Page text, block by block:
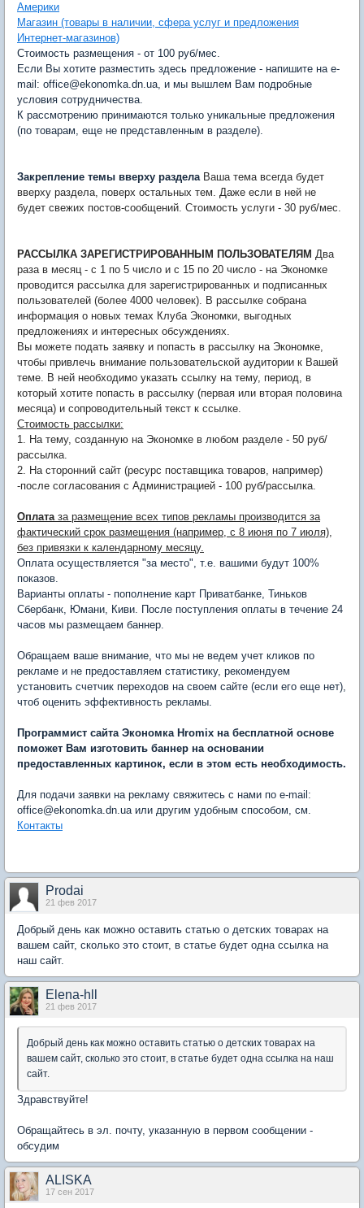
Америки
Магазин (товары в наличии, сфера услуг и предложения
Интернет-магазинов)
Стоимость размещения - от 100 руб/мес.
Если Вы хотите разместить здесь предложение - напишите на e-
mail: office@ekonomka.dn.ua, и мы вышлем Вам подробные
условия сотрудничества.
К рассмотрению принимаются только уникальные предложения
(по товарам, еще не представленным в разделе).
Закрепление темы вверху раздела Ваша тема всегда будет
вверху раздела, поверх остальных тем. Даже если в ней не
будет свежих постов-сообщений. Стоимость услуги - 30 руб/мес.
РАССЫЛКА ЗАРЕГИСТРИРОВАННЫМ ПОЛЬЗОВАТЕЛЯМ Два
раза в месяц - с 1 по 5 число и с 15 по 20 число - на Экономке
проводится рассылка для зарегистрированных и подписанных
пользователей (более 4000 человек). В рассылке собрана
информация о новых темах Клуба Экономки, выгодных
предложениях и интересных обсуждениях.
Вы можете подать заявку и попасть в рассылку на Экономке,
чтобы привлечь внимание пользовательской аудитории к Вашей
теме. В ней необходимо указать ссылку на тему, период, в
который хотите попасть в рассылку (первая или вторая половина
месяца) и сопроводительный текст к ссылке.
Стоимость рассылки:
1. На тему, созданную на Экономке в любом разделе - 50 руб/
рассылка.
2. На сторонний сайт (ресурс поставщика товаров, например)
-после согласования с Администрацией - 100 руб/рассылка.
Оплатаза размещение всех типов рекламы производится за
фактический срок размещения (например, с 8 июня по 7 июля),
без привязки к календарному месяцу.
Оплата осуществляется "за место", т.е. вашими будут 100%
показов.
Варианты оплаты - пополнение карт Приватбанке, Тиньков
Сбербанк, Юмани, Киви. После поступления оплаты в течение 24
часов мы размещаем баннер.
Обращаем ваше внимание, что мы не ведем учет кликов по
рекламе и не предоставляем статистику, рекомендуем
установить счетчик переходов на своем сайте (если его еще нет),
чтоб оценить эффективность рекламы.
Программист сайта Экономка Hromix на бесплатной основе
поможет Вам изготовить баннер на основании
предоставленных картинок, если в этом есть необходимость.
Для подачи заявки на рекламу свяжитесь с нами по e-mail:
office@ekonomka.dn.ua или другим удобным способом, см.
Контакты
Prodai
21 фев 2017
Добрый день как можно оставить статью о детских товарах на
вашем сайт, сколько это стоит, в статье будет одна ссылка на
наш сайт.
Elena-hll
21 фев 2017
Добрый день как можно оставить статью о детских товарах на
вашем сайт, сколько это стоит, в статье будет одна ссылка на наш
сайт.
Здравствуйте!
Обращайтесь в эл. почту, указанную в первом сообщении -
обсудим
ALISKA
17 сен 2017